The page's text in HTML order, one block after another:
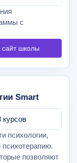
с
школы
Smart
курсов
психологии,
позволяют